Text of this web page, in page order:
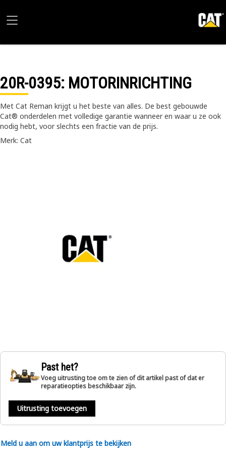
20R-0395: MOTORINRICHTING
Met Cat Reman krijgt u het beste van alles. De best gebouwde
Cat® onderdelen met volledige garantie wanneer en waar u ze ook
nodig hebt, voor slechts een fractie van de prijs.
Merk: Cat
Past het?
Voeg uitrusting toe om te zien of dit artikel past of dat er
reparatieopties beschikbaar zijn.
Uitrusting toevoegen
Meld u aan om uw klantprijs te bekijken